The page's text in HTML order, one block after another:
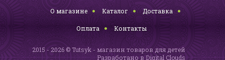
О магазине Каталог Доставка
Оплата Контакты
2015 - 2026 © Tutsyk - магазин товаров для детей
Разработано в Digital Clouds